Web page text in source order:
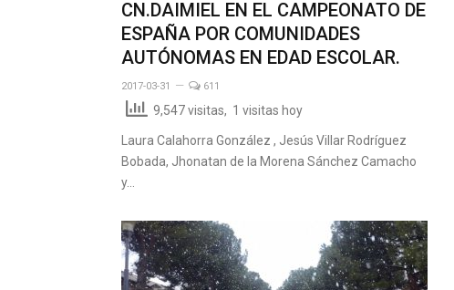
CN.DAIMIEL EN EL CAMPEONATO DE
ESPAÑA POR COMUNIDADES
AUTÓNOMAS EN EDAD ESCOLAR.
2017-03-31 611
9,547 visitas, 1 visitas hoy
Laura Calahorra González , Jesús Villar Rodríguez
Bobada, Jhonatan de la Morena Sánchez Camacho
y…